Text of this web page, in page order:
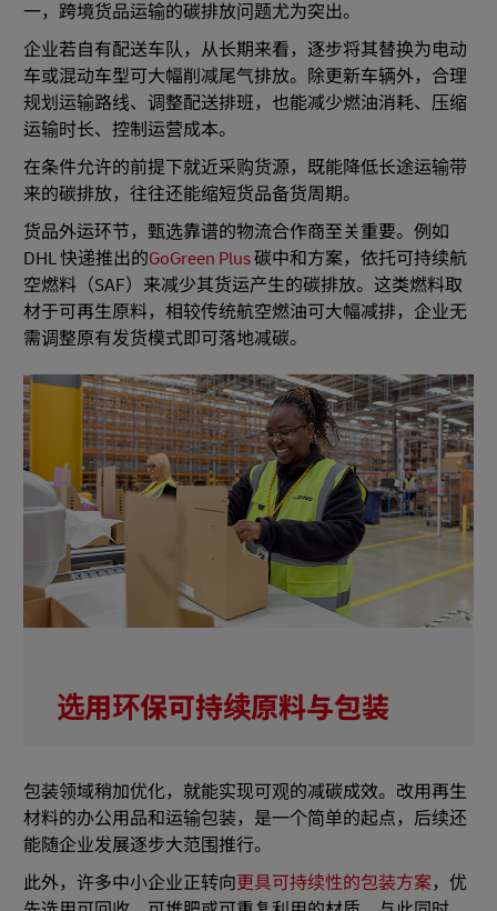
一，跨境货品运输的碳排放问题尤为突出。
企业若自有配送车队，从长期来看，逐步将其替换为电动
车或混动车型可大幅削减尾气排放。除更新车辆外，合理
规划运输路线、调整配送排班，也能减少燃油消耗、压缩
运输时长、控制运营成本。
在条件允许的前提下就近采购货源，既能降低长途运输带
来的碳排放，往往还能缩短货品备货周期。
货品外运环节，甄选靠谱的物流合作商至关重要。例如
DHL 快递推出的GoGreen Plus碳中和方案，依托可持续航
空燃料（SAF）来减少其货运产生的碳排放。这类燃料取
材于可再生原料，相较传统航空燃油可大幅减排，企业无
需调整原有发货模式即可落地减碳。
选用环保可持续原料与包装
包装领域稍加优化，就能实现可观的减碳成效。改用再生
材料的办公用品和运输包装，是一个简单的起点，后续还
能随企业发展逐步大范围推行。
此外，许多中小企业正转向更具可持续性的包装方案，优